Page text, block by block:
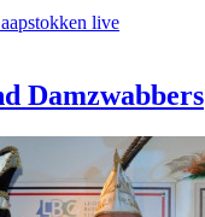
live
Damzwabbers